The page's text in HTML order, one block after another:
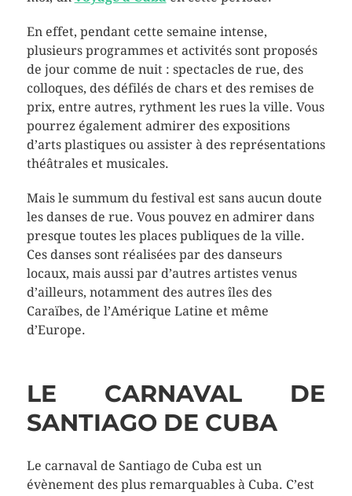
En effet, pendant cette semaine intense,
plusieurs programmes et activités sont proposés
de jour comme de nuit : spectacles de rue, des
colloques, des défilés de chars et des remises de
prix, entre autres, rythment les rues la ville. Vous
pourrez également admirer des expositions
d’arts plastiques ou assister à des représentations
théâtrales et musicales.
Mais le summum du festival est sans aucun doute
les danses de rue. Vous pouvez en admirer dans
presque toutes les places publiques de la ville.
Ces danses sont réalisées par des danseurs
locaux, mais aussi par d’autres artistes venus
d’ailleurs, notamment des autres îles des
Caraïbes, de l’Amérique Latine et même
d’Europe.
LE CARNAVAL DE
SANTIAGO DE CUBA
Le carnaval de Santiago de Cuba est un
évènement des plus remarquables à Cuba. C’est